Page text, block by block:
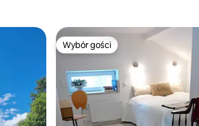
Wybór gości
Wybór gości